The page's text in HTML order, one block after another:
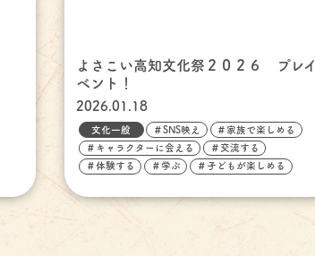
よさこい高知文化祭２０２６ プレイ
ベント！
2026.01.18
文化一般 ＃SNS映え ＃家族で楽しめる
＃キャラクターに会える ＃交流する
＃体験する ＃学ぶ ＃子どもが楽しめる